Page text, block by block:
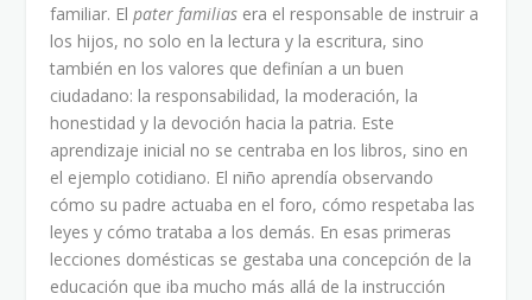
familiar. Elpater familias era el responsable de instruir a
los hijos, no solo en la lectura y la escritura, sino
también en los valores que definían a un buen
ciudadano: la responsabilidad, la moderación, la
honestidad y la devoción hacia la patria. Este
aprendizaje inicial no se centraba en los libros, sino en
el ejemplo cotidiano. El niño aprendía observando
cómo su padre actuaba en el foro, cómo respetaba las
leyes y cómo trataba a los demás. En esas primeras
lecciones domésticas se gestaba una concepción de la
educación que iba mucho más allá de la instrucción